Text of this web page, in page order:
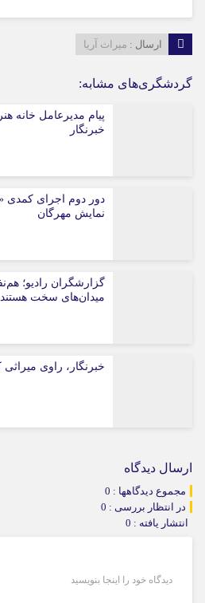
ارسال : میراث آریا
گردشگری‌های مشابه:
پیام مدیرعامل خانه
خبرنگار
دور دوم اجرای کمدی
نمایش مهرگان
گزارشگران رادیو؛
میدان‌های سخت هستند
خبرنگار، راوی میراثی
ارسال دیدگاه
مجموع دیدگاهها : 0
در انتظار بررسی : 0
انتشار یافته : 0
دیدگاه خود را اینجا بنویسید